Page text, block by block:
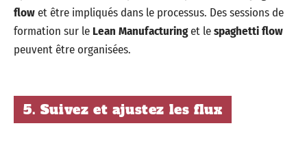
flowet être impliqués dans le processus. Des sessions de
formation sur le Lean Manufacturinget lespaghetti flow
peuvent être organisées.
5. Suivez et ajustez les flux